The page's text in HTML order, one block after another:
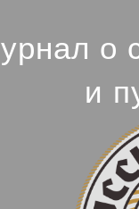
о
и